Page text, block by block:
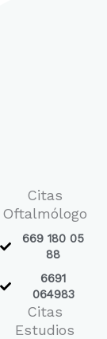
Citas
Oftalmólogo
669 180 05
88
6691
064983
Citas
Estudios